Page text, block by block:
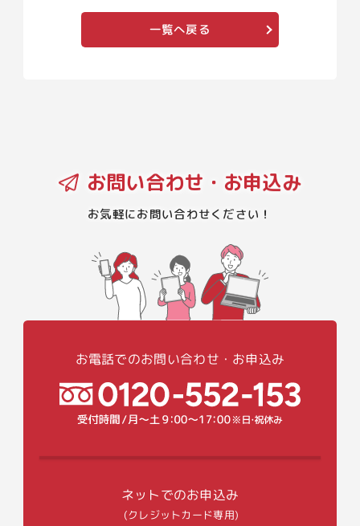
一覧へ戻る
お問い合わせ・お申込み
お気軽にお問い合わせください！
お電話でのお問い合わせ・お申込み
ネットでのお申込み
(クレジットカード専用)